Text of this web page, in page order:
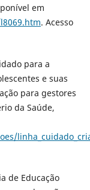
em
. Acesso
para a
e suas
para gestores
da Saúde,
de Educação